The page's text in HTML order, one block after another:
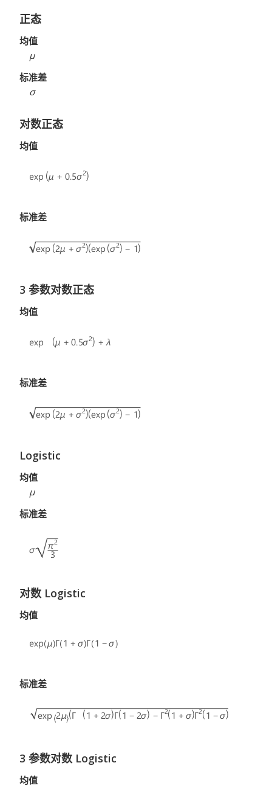
正态
均值
μ
标准差
σ
对数正态
均值
标准差
3 参数对数正态
均值
标准差
Logistic
均值
μ
标准差
对数 Logistic
均值
标准差
3 参数对数 Logistic
均值